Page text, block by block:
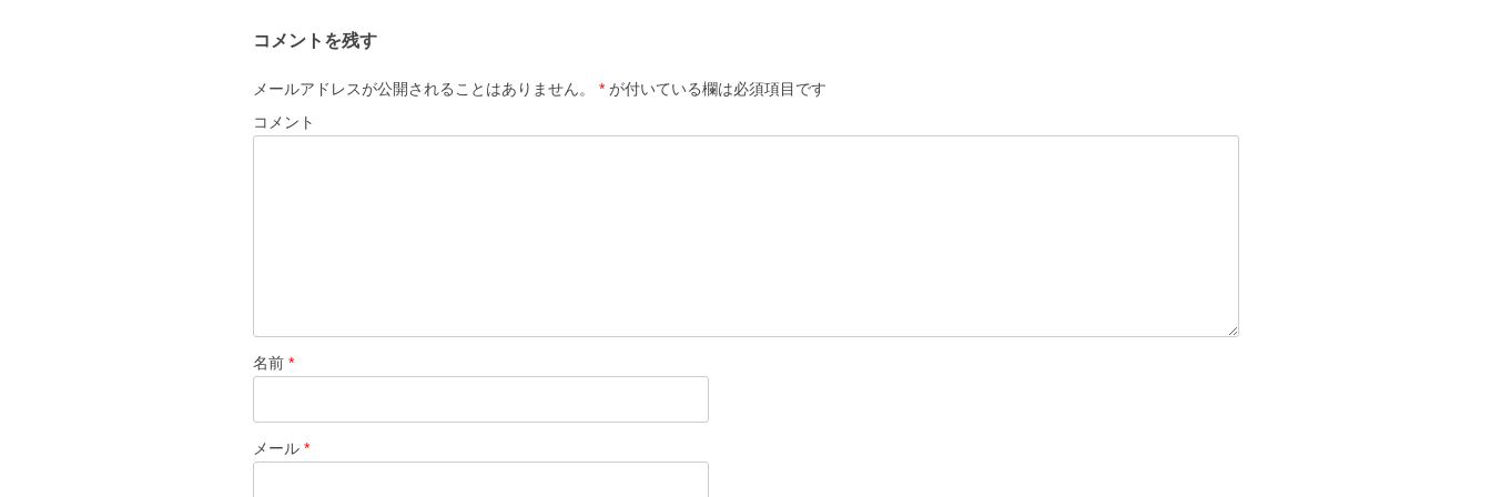
コメントを残す
メールアドレスが公開されることはありません。 *が付いている欄は必須項目です
コメント
名前 *
メール *